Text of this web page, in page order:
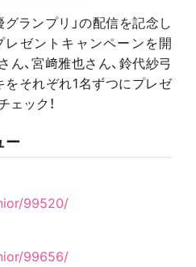
ランプリ」の配信を記念し
レゼントキャンペーンを開
、宮﨑雅也さん、鈴代紗弓
それぞれ1名ずつにプレゼ
ェック！
ー
99520/
99656/